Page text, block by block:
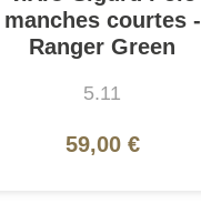
manches courtes -
Ranger Green
5.11
59,00 €